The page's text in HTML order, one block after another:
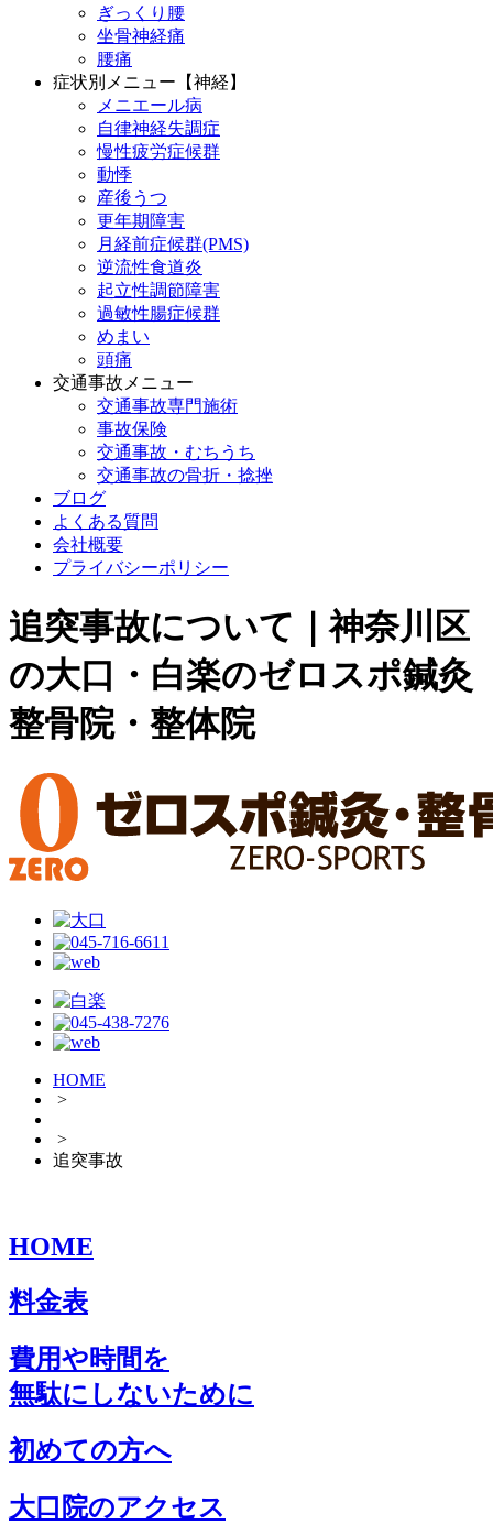
ぎっくり腰
坐骨神経痛
腰痛
症状別メニュー【神経】
メニエール病
自律神経失調症
慢性疲労症候群
動悸
産後うつ
更年期障害
月経前症候群(PMS)
逆流性食道炎
起立性調節障害
過敏性腸症候群
めまい
頭痛
交通事故メニュー
交通事故専門施術
事故保険
交通事故・むちうち
交通事故の骨折・捻挫
ブログ
よくある質問
会社概要
プライバシーポリシー
追突事故について｜神奈川区
の大口・白楽のゼロスポ鍼灸
整骨院・整体院
HOME
>
>
追突事故
HOME
料金表
費用や時間を
無駄にしないために
初めての方へ
大口院のアクセス